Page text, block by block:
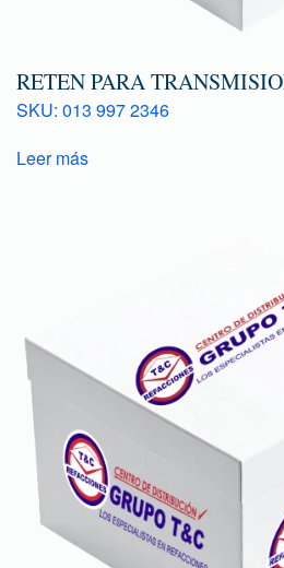
RETEN PARA
SKU: 013 997 2346
Leer más